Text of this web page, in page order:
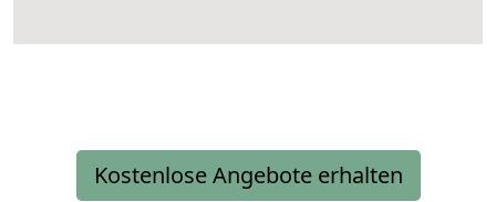
Kostenlose Angebote erhalten